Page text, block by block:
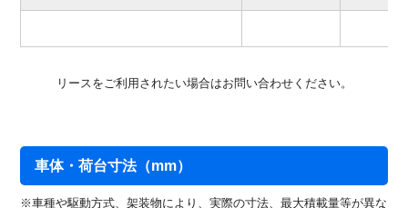
リースをご利用されたい場合はお問い合わせください。
車体・荷台寸法（mm）
※車種や駆動方式、架装物により、実際の寸法、最大積載量等が異な